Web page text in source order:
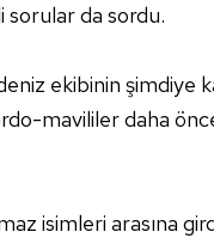
sorular da sordu.
ekibinin şimdiye
mavililer daha
isimleri arasına